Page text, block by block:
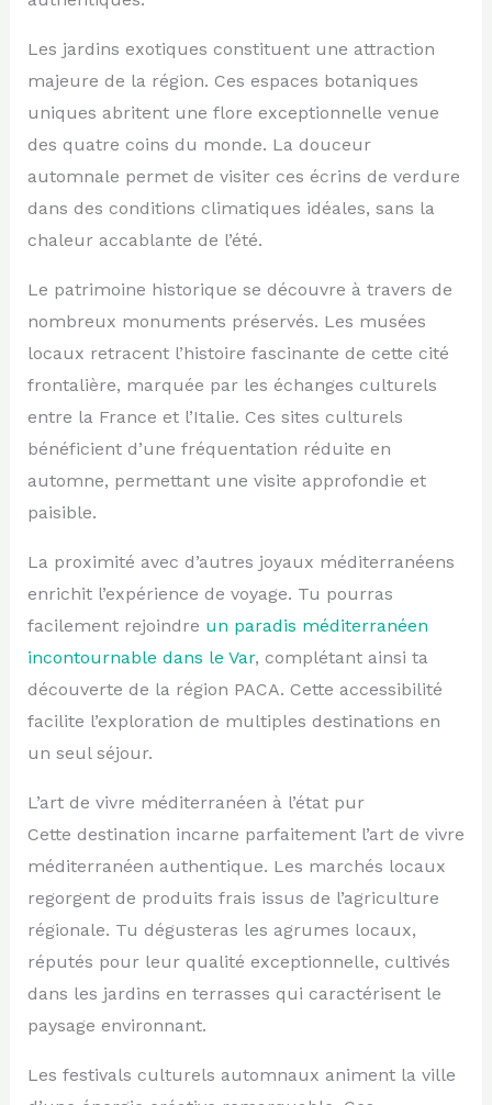
Les jardins exotiques constituent une attraction
majeure de la région. Ces espaces botaniques
uniques abritent une flore exceptionnelle venue
des quatre coins du monde. La douceur
automnale permet de visiter ces écrins de verdure
dans des conditions climatiques idéales, sans la
chaleur accablante de l’été.
Le patrimoine historique se découvre à travers de
nombreux monuments préservés. Les musées
locaux retracent l’histoire fascinante de cette cité
frontalière, marquée par les échanges culturels
entre la France et l’Italie. Ces sites culturels
bénéficient d’une fréquentation réduite en
automne, permettant une visite approfondie et
paisible.
La proximité avec d’autres joyaux méditerranéens
enrichit l’expérience de voyage. Tu pourras
facilement rejoindre un paradis méditerranéen
incontournable dans le Var, complétant ainsi ta
découverte de la région PACA. Cette accessibilité
facilite l’exploration de multiples destinations en
un seul séjour.
L’art de vivre méditerranéen à l’état pur
Cette destination incarne parfaitement l’art de vivre
méditerranéen authentique. Les marchés locaux
regorgent de produits frais issus de l’agriculture
régionale. Tu dégusteras les agrumes locaux,
réputés pour leur qualité exceptionnelle, cultivés
dans les jardins en terrasses qui caractérisent le
paysage environnant.
Les festivals culturels automnaux animent la ville